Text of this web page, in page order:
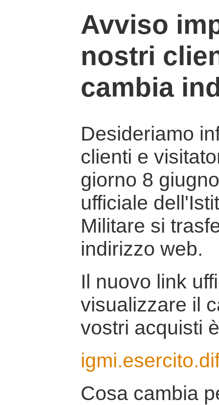
Avviso
nostri
cambia
Desideriamo
clienti e
giorno 8
ufficiale
Militare si
indirizzo web.
Il nuovo link
visualizzare il
vostri acquisti
Cosa cambia